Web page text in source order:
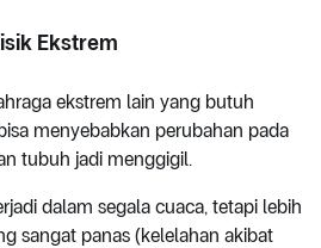
Ekstrem
ekstrem lain yang butuh
menyebabkan perubahan pada
tubuh jadi menggigil.
dalam segala cuaca, tetapi lebih
sangat panas (kelelahan akibat